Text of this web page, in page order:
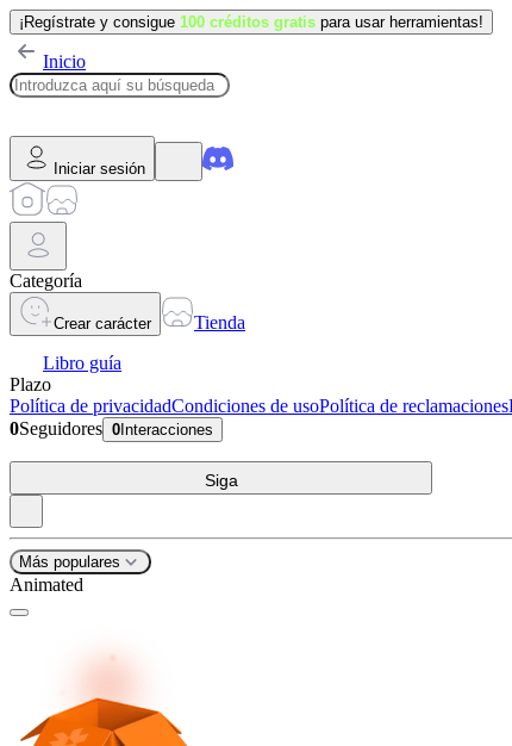
¡Regístrate y consigue 100 créditos gratis para usar herramientas!
Inicio
Iniciar sesión
Categoría
Crear carácter
Tienda
Libro guía
Plazo
Política de privacidadCondiciones de usoPolítica de reclamaciones
0Seguidores 0 Interacciones
Siga
Más populares
Animated